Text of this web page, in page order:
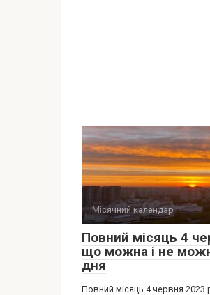
Місячний календар
Повний місяць 4
що можна і не
дня
Повний місяць 4 червня 2023